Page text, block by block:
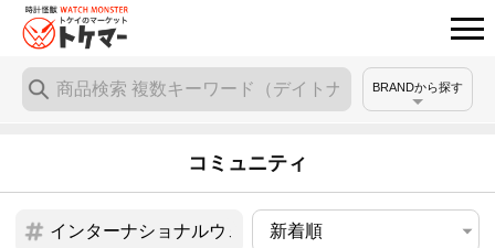
BRANDから探す
コミュニティ